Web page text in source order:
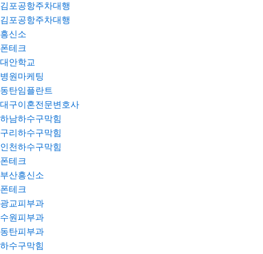
김포공항주차대행
김포공항주차대행
흥신소
폰테크
대안학교
병원마케팅
동탄임플란트
대구이혼전문변호사
하남하수구막힘
구리하수구막힘
인천하수구막힘
폰테크
부산흥신소
폰테크
광교피부과
수원피부과
동탄피부과
하수구막힘